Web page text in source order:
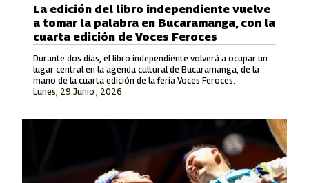
Durante dos días, el libro independiente volverá a ocupar un
lugar central en la agenda cultural de Bucaramanga, de la
mano de la cuarta edición de la feria Voces Feroces.
Lunes, 29 Junio , 2026
La edición del libro independiente vuelve
a tomar la palabra en Bucaramanga, con la
cuarta edición de Voces Feroces